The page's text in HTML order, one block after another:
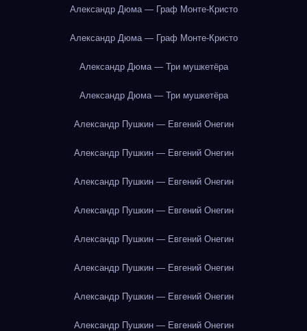
Александр Дюма — Граф Монте-Кристо
Александр Дюма — Граф Монте-Кристо
Александр Дюма — Три мушкетёра
Александр Дюма — Три мушкетёра
Александр Пушкин — Евгений Онегин
Александр Пушкин — Евгений Онегин
Александр Пушкин — Евгений Онегин
Александр Пушкин — Евгений Онегин
Александр Пушкин — Евгений Онегин
Александр Пушкин — Евгений Онегин
Александр Пушкин — Евгений Онегин
Александр Пушкин — Евгений Онегин